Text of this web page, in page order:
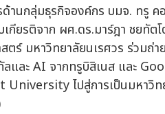
านกลุ่มธุรกิจองค์กร บมจ. ทรู ค
ยรติจาก ผศ.ดร.มาร์ฎา ชยทัต
ร์ มหาวิทยาลัยนเรศวร ร่วมถ่า
ลและ AI จากทรูบิสิเนส และ
University ไปสู่การเป็นมหาวิ